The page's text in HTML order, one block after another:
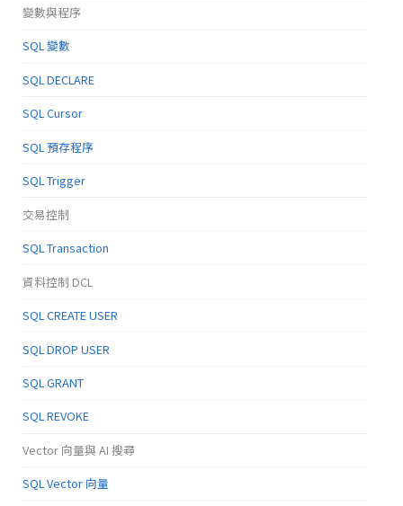
變數與程序
SQL 變數
SQL DECLARE
SQL Cursor
SQL 預存程序
SQL Trigger
交易控制
SQL Transaction
資料控制 DCL
SQL CREATE USER
SQL DROP USER
SQL GRANT
SQL REVOKE
Vector 向量與 AI 搜尋
SQL Vector 向量